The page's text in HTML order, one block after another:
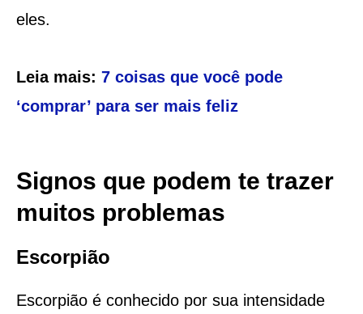
eles.
Leia mais: 7 coisas que você pode
‘comprar’ para ser mais feliz
Signos que podem te trazer
muitos problemas
Escorpião
Escorpião é conhecido por sua intensidade